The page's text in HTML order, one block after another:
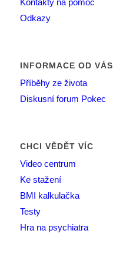
Kontakty na pomoc
Odkazy
INFORMACE OD VÁS
Příběhy ze života
Diskusní forum Pokec
CHCI VĚDĚT VÍC
Video centrum
Ke stažení
BMI kalkulačka
Testy
Hra na psychiatra